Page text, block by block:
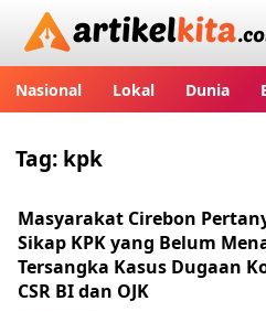
Nasional Lokal Dunia
Tag: kpk
Masyarakat Cirebon
Sikap KPK yang Belum
Tersangka Kasus Dugaan
CSR BI dan OJK